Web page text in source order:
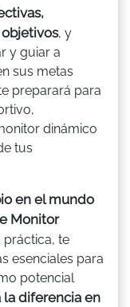
, y
y guiar a
sus metas
preparará para
dinámico
tus
en el mundo
Monitor
práctica, te
esenciales para
potencial
la diferencia en